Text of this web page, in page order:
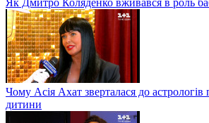
Чому Асія Ахат зверталася до
дитини